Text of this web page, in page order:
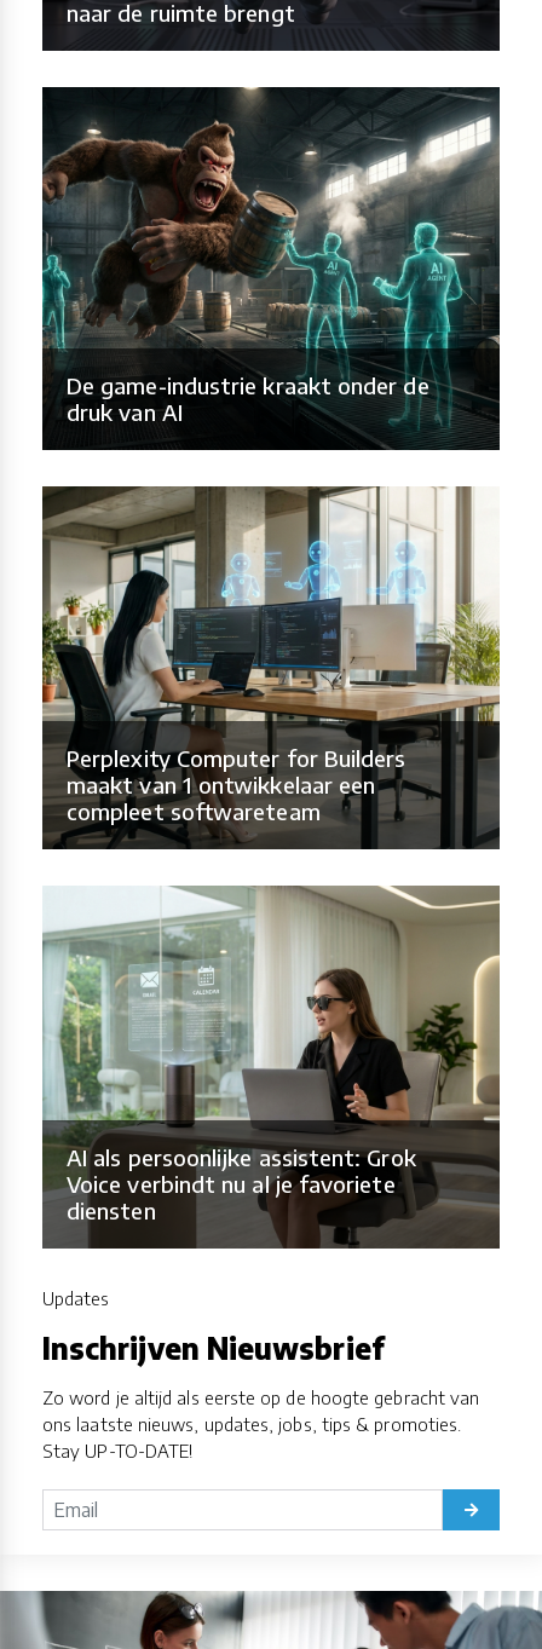
naar de ruimte brengt
De game-industrie kraakt onder de
druk van AI
Perplexity Computer for Builders
maakt van 1 ontwikkelaar een
compleet softwareteam
AI als persoonlijke assistent: Grok
Voice verbindt nu al je favoriete
diensten
Updates
Inschrijven Nieuwsbrief
Zo word je altijd als eerste op de hoogte gebracht van
ons laatste nieuws, updates, jobs, tips & promoties.
Stay UP-TO-DATE!